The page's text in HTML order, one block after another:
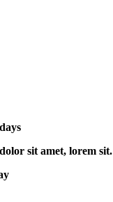
sit amet, lorem sit.